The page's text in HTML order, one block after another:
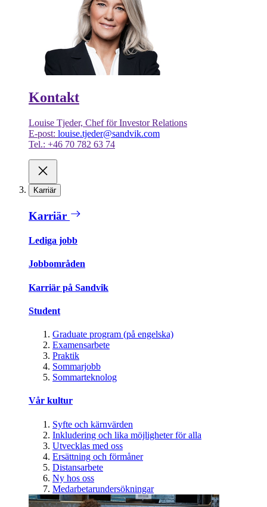
Kontakt
Louise Tjeder, Chef för Investor Relations
E-post: louise.tjeder@sandvik.com
Tel.: +46 70 782 63 74
Karriär
Karriär
Lediga jobb
Jobbområden
Karriär på Sandvik
Student
Graduate program (på engelska)
Examensarbete
Praktik
Sommarjobb
Sommarteknolog
Vår kultur
Syfte och kärnvärden
Inkludering och lika möjligheter för alla
Utvecklas med oss
Ersättning och förmåner
Distansarbete
Ny hos oss
Medarbetarundersökningar